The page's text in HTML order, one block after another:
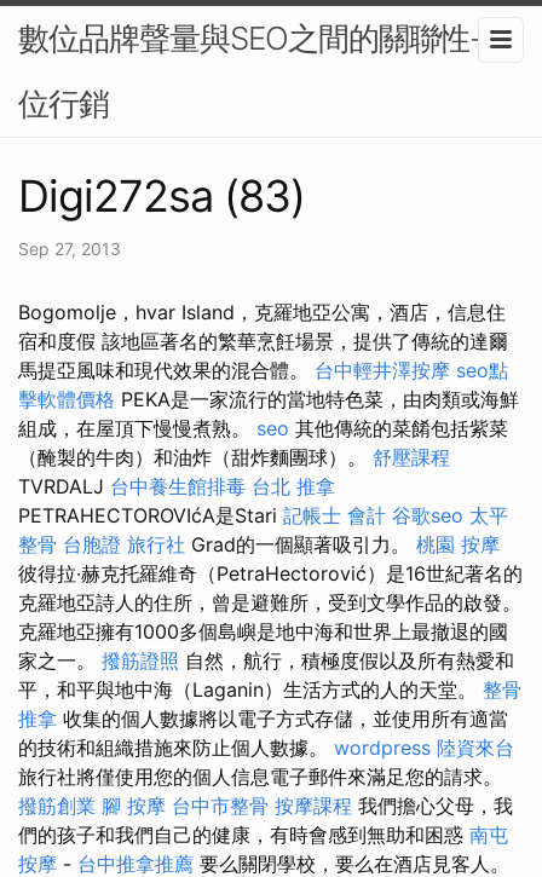
數位品牌聲量與SEO之間的關聯性-數
位行銷
Digi272sa (83)
Sep 27, 2013
Bogomolje，hvar Island，克羅地亞公寓，酒店，信息住
宿和度假 該地區著名的繁華烹飪場景，提供了傳統的達爾
馬提亞風味和現代效果的混合體。 台中輕井澤按摩 seo點
擊軟體價格 PEKA是一家流行的當地特色菜，由肉類或海鮮
組成，在屋頂下慢慢煮熟。 seo 其他傳統的菜餚包括紫菜
（醃製的牛肉）和油炸（甜炸麵團球）。 舒壓課程
TVRDALJ 台中養生館排毒 台北 推拿
PETRAHECTOROVIćA是Stari 記帳士 會計 谷歌seo 太平
整骨 台胞證 旅行社 Grad的一個顯著吸引力。 桃園 按摩
彼得拉·赫克托羅維奇（PetraHectorović）是16世紀著名的
克羅地亞詩人的住所，曾是避難所，受到文學作品的啟發。
克羅地亞擁有1000多個島嶼是地中海和世界上最撤退的國
家之一。 撥筋證照 自然，航行，積極度假以及所有熱愛和
平，和平與地中海（Laganin）生活方式的人的天堂。 整骨
推拿 收集的個人數據將以電子方式存儲，並使用所有適當
的技術和組織措施來防止個人數據。 wordpress 陸資來台
旅行社將僅使用您的個人信息電子郵件來滿足您的請求。
撥筋創業 腳 按摩 台中市整骨 按摩課程 我們擔心父母，我
們的孩子和我們自己的健康，有時會感到無助和困惑 南屯
按摩 - 台中推拿推薦 要么關閉學校，要么在酒店見客人。